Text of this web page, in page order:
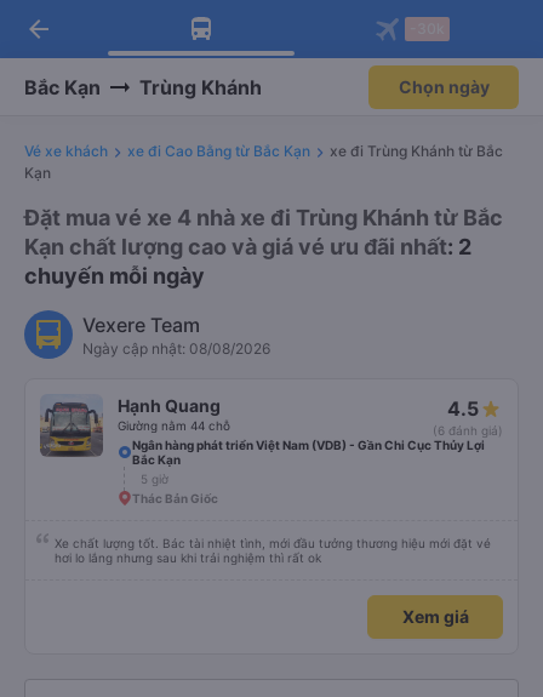
Tải app Vexere ngay!
Nhận ưu đãi thành viên độc
Mở app
Tải app Vexere
-30k/ghế khi đặt vé máy bay qua
Mở app
arrow_back
Bắc Kạn Trùng Khánh Chọn ngày
Vé xe khách xe đi Cao Bằng từ Bắc Kạn
xe đi Trùng Khánh từ Bắc
Kạn
Đặt mua vé xe 4 nhà xe đi Trùng Khánh từ Bắc
Kạn chất lượng cao và giá vé ưu đãi nhất: 2
chuyến mỗi ngày
Vexere Team
Ngày cập nhật: 08/08/2026
Hạnh Quang
Giường nằm 44 chỗ
4.5
(6 đánh giá)
Ngân hàng phát triển Việt Nam (VDB) - Gần Chi Cục Thủy Lợi
Bắc Kạn
5 giờ
Thác Bản Giốc
Xe chất lượng tốt. Bác tài nhiệt tình, mới đầu tưởng thương hiệu mới đặt vé
hơi lo lắng nhưng sau khi trải nghiệm thì rất ok
Xem giá